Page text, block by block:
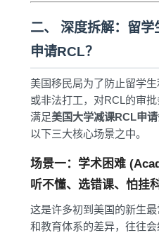
二、 深度拆解：留
申请RCL？
美国移民局为了防止留学
或非法打工，对RCL的审批
满足美国大学减课RCL申
以下三大核心场景之中。
场景一：学术困难
听不懂、选错课、怕挂
这是许多初到美国的新生
和教育体系的差异，往往